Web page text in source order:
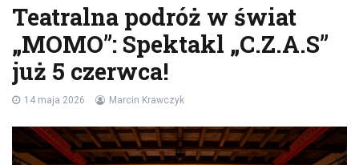
Teatralna podróż w świat
„MOMO”: Spektakl „C.Z.A.S”
już 5 czerwca!
14 maja 2026 Marcin Krawczyk